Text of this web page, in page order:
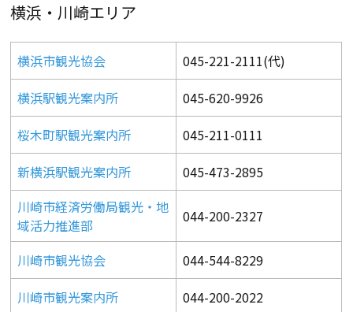
横浜・川崎エリア
横浜市観光協会
045-221-2111(代)
横浜駅観光案内所
045-620-9926
桜木町駅観光案内所
045-211-0111
新横浜駅観光案内所
045-473-2895
川崎市経済労働局観光・地
域活力推進部
044-200-2327
川崎市観光協会
044-544-8229
川崎市観光案内所
044-200-2022